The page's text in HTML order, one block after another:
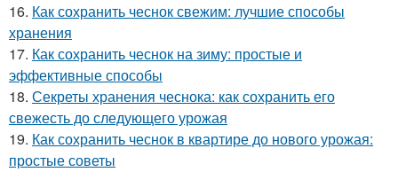
16. Как сохранить чеснок свежим: лучшие способы
хранения
17. Как сохранить чеснок на зиму: простые и
эффективные способы
18. Секреты хранения чеснока: как сохранить его
свежесть до следующего урожая
19. Как сохранить чеснок в квартире до нового урожая:
простые советы